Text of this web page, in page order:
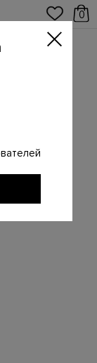
0
Мониль и